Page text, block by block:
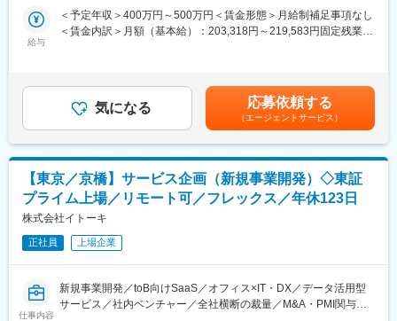
がら、円滑なフロアの運営管理に取り組んでください。
万食を提供し、「食」を通じて人々の健康と笑顔を支えていま
す。三井物産グループの安定した経営基盤のもと、充実した研修
制度や多彩なキャリアパスを用意。食やホスピタリティに興味が
ある方が、専門性を高めながら長く活躍できる環境です
変更の範囲：会社の定める業務
＼買取再販・再生住宅とは／
格で質の高い住まいを提供できる再生住宅は、多くの消費者にと
って魅力的な選択肢となっている成長産業です◎
高い「戸建て住宅」の買取再販に特化し、独自のポジショニング
で業界第2位（戸建て）のシェアを誇る大手です！
【仕事内容】
■リフォーム企画・進捗管理（約8割）
（1）物件のリフォーム企画
仕入れた中古住宅の現地調査を行い、間取り・設備・デザインな
どを含めたリフォームプランを企画します。
施工会社と打ち合わせを行いながら、物件ごとに最適な仕様を検
討します。
給与
＜予定年収＞400万円～500万円＜賃金形態＞月給制補足事項なし
＜賃金内訳＞月額（基本給）：203,318円～219,583円固定残業手
＞◎予定年収：経験能力等を考慮の上、最終面接で決定。◎昇
給：年2回 （4月・10月）◎賞与：賞与年2回（6月・12月）決算
特別賞与年1回（6月）※予算超過達成の場合に支給可能性有◎年
収イメージ600万円 / 入社5年目ディレクター800万円 / 入社8年目
ブロック長賃金はあくまでも目安の金額であり、選考を通じて上
下する可能性があります。月給(月額)は固定手当を含めた表記で
す。
気になる 応募依頼する
（エージェントサービス）
【東京／京橋】サービス企画（新規事業開発）◇東証
プライム上場／リモート可／フレックス／年休123日
株式会社イトーキ
正社員 上場企業
仕事内容
新規事業開発／toB向けSaaS／オフィス×IT・DX／データ活用型
サービス／社内ベンチャー／全社横断の裁量／M&A・PMI関与／